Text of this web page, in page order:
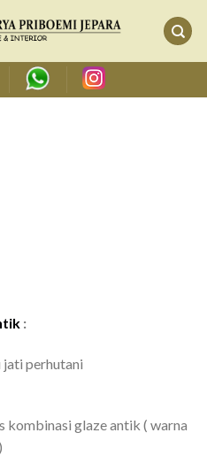
:
perhutani
kombinasi glaze antik ( warna